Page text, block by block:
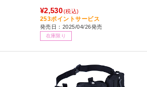
¥2,530(税込)
253ポイントサービス
発売日：2025/04/26発売
在庫限り